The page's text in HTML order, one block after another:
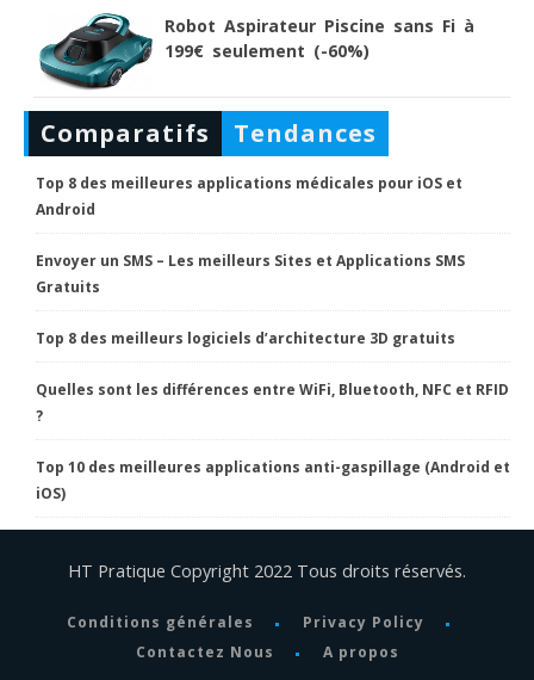
Robot Aspirateur Piscine sans Fi à
199€ seulement (-60%)
Comparatifs Tendances
Top 8 des meilleures applications médicales pour iOS et
Android
Envoyer un SMS – Les meilleurs Sites et Applications SMS
Gratuits
Top 8 des meilleurs logiciels d’architecture 3D gratuits
Quelles sont les différences entre WiFi, Bluetooth, NFC et RFID
?
Top 10 des meilleures applications anti-gaspillage (Android et
iOS)
HT Pratique Copyright 2022 Tous droits réservés.
Conditions générales
Privacy Policy
Contactez Nous
A propos